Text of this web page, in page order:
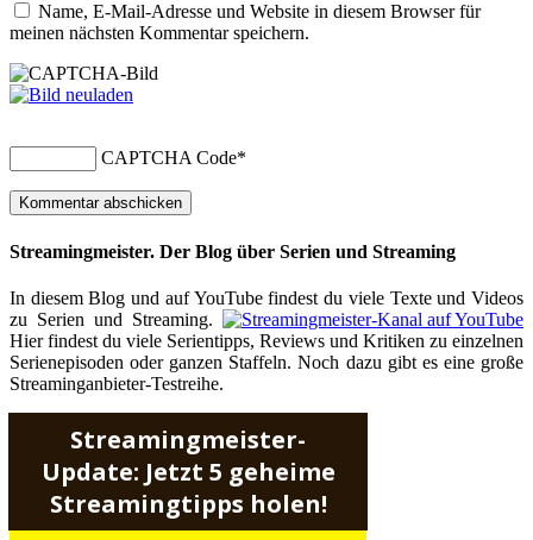
Name, E-Mail-Adresse und Website in diesem Browser für
meinen nächsten Kommentar speichern.
CAPTCHA Code*
Streamingmeister. Der Blog über Serien und Streaming
In diesem Blog und auf YouTube findest du viele Texte und Videos
zu Serien und Streaming.
Hier findest du viele Serientipps, Reviews und Kritiken zu einzelnen
Serienepisoden oder ganzen Staffeln. Noch dazu gibt es eine große
Streaminganbieter-Testreihe.
Streamingmeister-
Update: Jetzt 5 geheime
Streamingtipps holen!